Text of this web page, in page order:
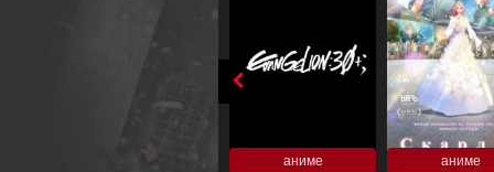
аниме аниме